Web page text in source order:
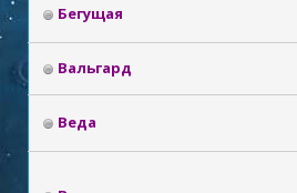
Бегущая
Вальгард
Веда